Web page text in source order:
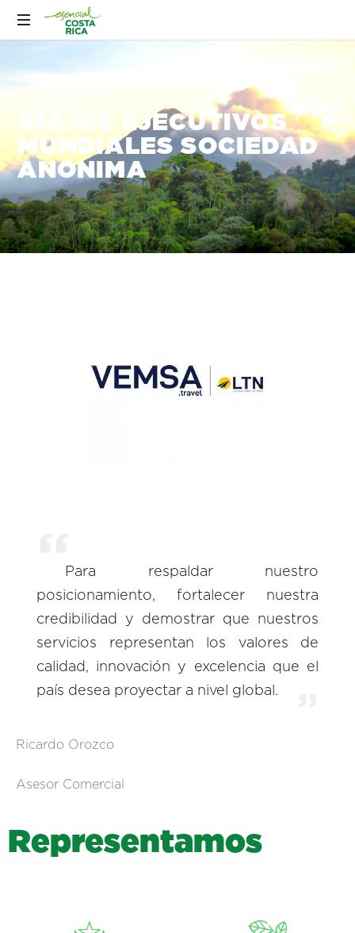
VIAJES EJECUTIVOS
MUNDIALES SOCIEDAD
ANONIMA
Para respaldar nuestro
posicionamiento, fortalecer nuestra
credibilidad y demostrar que nuestros
servicios representan los valores de
calidad, innovación y excelencia que el
país desea proyectar a nivel global.
Ricardo Orozco
Asesor Comercial
Representamos